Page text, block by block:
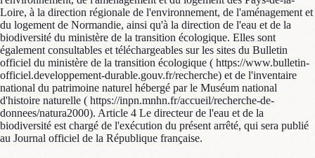
Loire, à la direction régionale de l'environnement, de l'aménagement et
du logement de Normandie, ainsi qu'à la direction de l'eau et de la
biodiversité du ministère de la transition écologique. Elles sont
également consultables et téléchargeables sur les sites du Bulletin
officiel du ministère de la transition écologique ( https://www.bulletin-
officiel.developpement-durable.gouv.fr/recherche) et de l'inventaire
national du patrimoine naturel hébergé par le Muséum national
d'histoire naturelle ( https://inpn.mnhn.fr/accueil/recherche-de-
donnees/natura2000). Article 4 Le directeur de l'eau et de la
biodiversité est chargé de l'exécution du présent arrêté, qui sera publié
au Journal officiel de la République française.